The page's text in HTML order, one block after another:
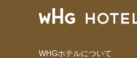
WHGホテルについて